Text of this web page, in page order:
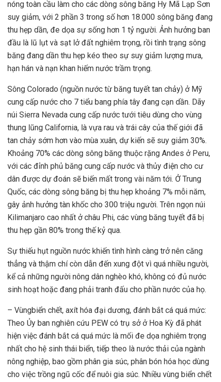
nóng toàn cầu làm cho các dòng sông băng Hy Mã Lạp Sơn
suy giảm, với 2 phần 3 trong số hơn 18.000 sông băng đang
thu hẹp dần, đe dọa sự sống hơn 1 tỷ người. Ảnh hưởng ban
đầu là lũ lụt và sạt lở đất nghiêm trọng, rồi tình trạng sông
băng đang dần thu hẹp kéo theo sự suy giảm lượng mưa,
hạn hán và nạn khan hiếm nước trầm trọng.
Sông Colorado (nguồn nước từ băng tuyết tan chảy) ở Mỹ
cung cấp nước cho 7 tiểu bang phía tây đang cạn dần. Dãy
núi Sierra Nevada cung cấp nước tưới tiêu dùng cho vùng
thung lũng California, là vựa rau và trái cây của thế giới đã
tan chảy sớm hơn vào mùa xuân, dự kiến sẽ suy giảm 30%.
Khoảng 70% các dòng sông băng thuộc rặng Andes ở Peru,
với các đỉnh phủ băng cung cấp nước và thủy điện cho cư
dân được dự đoán sẽ biến mất trong vài năm tới. Ở Trung
Quốc, các dòng sông băng bị thu hẹp khoảng 7% mỗi năm,
gây ảnh hưởng tàn khốc cho 300 triệu người. Trên ngọn núi
Kilimanjaro cao nhất ở châu Phi, các vùng băng tuyết đã bị
thu hẹp gần 80% trong thế kỷ qua.
Sự thiếu hụt nguồn nước khiến tình hình càng trở nên căng
thẳng và thậm chí còn dẫn đến xung đột vì quá nhiều người,
kể cả những người nông dân nghèo khó, không có đủ nước
sinh hoạt hoặc đang phải tranh đấu cho phần nước của họ.
– Vùngbiển chết, axít hóa đại dương, đánh bắt cá quá mức:
Theo Ủy ban nghiên cứu PEW có trụ sở ở Hoa Kỳ đã phát
hiện việc đánh bắt cá quá mức là mối đe dọa nghiêm trọng
nhất cho hệ sinh thái biển, tiếp theo là nước thải của ngành
nông nghiệp, bao gồm phân gia súc, phân bón hóa học dùng
cho việc trồng ngũ cốc để nuôi gia súc. Nhiều vùng biển chết